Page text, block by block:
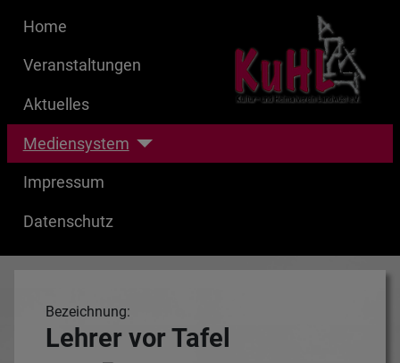
Home
Veranstaltungen
Aktuelles
Mediensystem
Impressum
Datenschutz
Bezeichnung:
Lehrer vor Tafel